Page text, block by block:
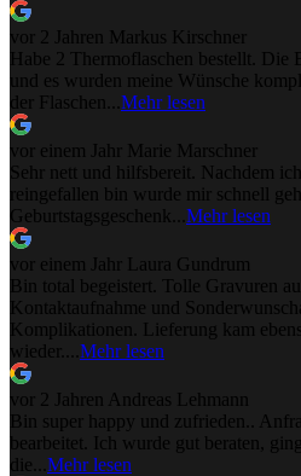
vor 2 Jahren Markus Kirschner
Habe 2 Thermoflaschen bestellt. Die
und es wurden meine Wünsche
der Flaschen... Mehr lesen
vor einem Jahr
Marie Marschner
Sehr nett und hilfsbereit. Nachdem
reingefallen bin wurde mir schnell
Geburtstagsgeschenk... Mehr lesen
vor einem Jahr
Laura Gundrum
Bin total begeistert. Tolle Gravuren
Kontaktaufnahme und
Komplikationen. Lieferung kam
wieder.... Mehr lesen
vor 2 Jahren Andreas Lehmann
Bin super happy und zufrieden..
bearbeitet. Ich wurde gut beraten,
die... Mehr lesen